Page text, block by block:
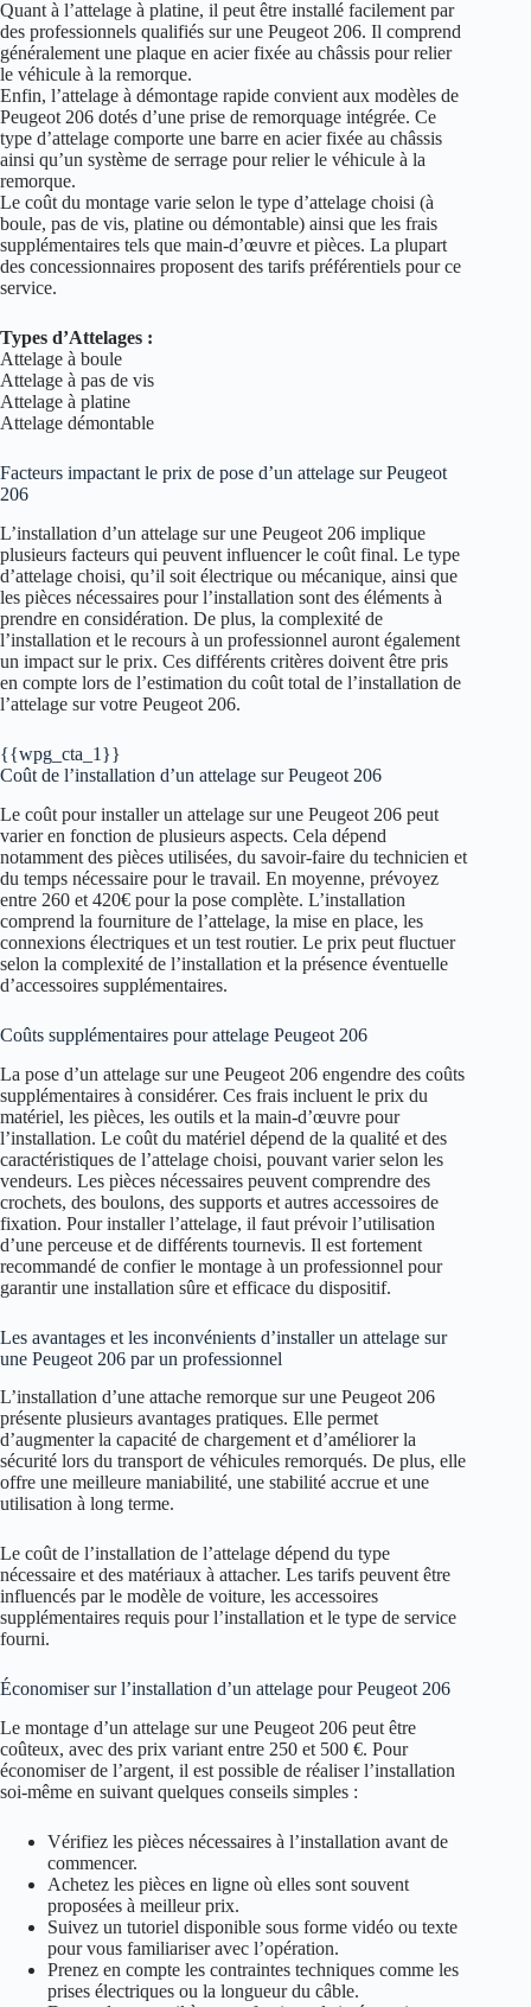
Quant à l’attelage à platine, il peut être installé facilement par
des professionnels qualifiés sur une Peugeot 206. Il comprend
généralement une plaque en acier fixée au châssis pour relier
le véhicule à la remorque.
Enfin, l’attelage à démontage rapide convient aux modèles de
Peugeot 206 dotés d’une prise de remorquage intégrée. Ce
type d’attelage comporte une barre en acier fixée au châssis
ainsi qu’un système de serrage pour relier le véhicule à la
remorque.
Le coût du montage varie selon le type d’attelage choisi (à
boule, pas de vis, platine ou démontable) ainsi que les frais
supplémentaires tels que main-d’œuvre et pièces. La plupart
des concessionnaires proposent des tarifs préférentiels pour ce
service.
Types d’Attelages :
Attelage à boule
Attelage à pas de vis
Attelage à platine
Attelage démontable
Facteurs impactant le prix de pose d’un attelage sur Peugeot
206
L’installation d’un attelage sur une Peugeot 206 implique
plusieurs facteurs qui peuvent influencer le coût final. Le type
d’attelage choisi, qu’il soit électrique ou mécanique, ainsi que
les pièces nécessaires pour l’installation sont des éléments à
prendre en considération. De plus, la complexité de
l’installation et le recours à un professionnel auront également
un impact sur le prix. Ces différents critères doivent être pris
en compte lors de l’estimation du coût total de l’installation de
l’attelage sur votre Peugeot 206.
{{wpg_cta_1}}
Coût de l’installation d’un attelage sur Peugeot 206
Le coût pour installer un attelage sur une Peugeot 206 peut
varier en fonction de plusieurs aspects. Cela dépend
notamment des pièces utilisées, du savoir-faire du technicien et
du temps nécessaire pour le travail. En moyenne, prévoyez
entre 260 et 420€ pour la pose complète. L’installation
comprend la fourniture de l’attelage, la mise en place, les
connexions électriques et un test routier. Le prix peut fluctuer
selon la complexité de l’installation et la présence éventuelle
d’accessoires supplémentaires.
Coûts supplémentaires pour attelage Peugeot 206
La pose d’un attelage sur une Peugeot 206 engendre des coûts
supplémentaires à considérer. Ces frais incluent le prix du
matériel, les pièces, les outils et la main-d’œuvre pour
l’installation. Le coût du matériel dépend de la qualité et des
caractéristiques de l’attelage choisi, pouvant varier selon les
vendeurs. Les pièces nécessaires peuvent comprendre des
crochets, des boulons, des supports et autres accessoires de
fixation. Pour installer l’attelage, il faut prévoir l’utilisation
d’une perceuse et de différents tournevis. Il est fortement
recommandé de confier le montage à un professionnel pour
garantir une installation sûre et efficace du dispositif.
Les avantages et les inconvénients d’installer un attelage sur
une Peugeot 206 par un professionnel
L’installation d’une attache remorque sur une Peugeot 206
présente plusieurs avantages pratiques. Elle permet
d’augmenter la capacité de chargement et d’améliorer la
sécurité lors du transport de véhicules remorqués. De plus, elle
offre une meilleure maniabilité, une stabilité accrue et une
utilisation à long terme.
Le coût de l’installation de l’attelage dépend du type
nécessaire et des matériaux à attacher. Les tarifs peuvent être
influencés par le modèle de voiture, les accessoires
supplémentaires requis pour l’installation et le type de service
fourni.
Économiser sur l’installation d’un attelage pour Peugeot 206
Le montage d’un attelage sur une Peugeot 206 peut être
coûteux, avec des prix variant entre 250 et 500 €. Pour
économiser de l’argent, il est possible de réaliser l’installation
soi-même en suivant quelques conseils simples :
Vérifiez les pièces nécessaires à l’installation avant de
commencer.
Achetez les pièces en ligne où elles sont souvent
proposées à meilleur prix.
Suivez un tutoriel disponible sous forme vidéo ou texte
pour vous familiariser avec l’opération.
Prenez en compte les contraintes techniques comme les
prises électriques ou la longueur du câble.